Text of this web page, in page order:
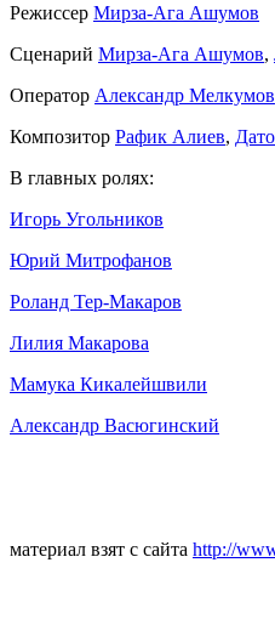
Режиссер Мирза-Ага Ашумов
Сценарий Мирза-Ага Ашумов,
Оператор Александр Мелкумов
Композитор Рафик Алиев,
В главных ролях:
Игорь Угольников
Юрий Митрофанов
Роланд Тер-Макаров
Лилия Макарова
Мамука Кикалейшвили
Александр Васюгинский
материал взят с сайта http://